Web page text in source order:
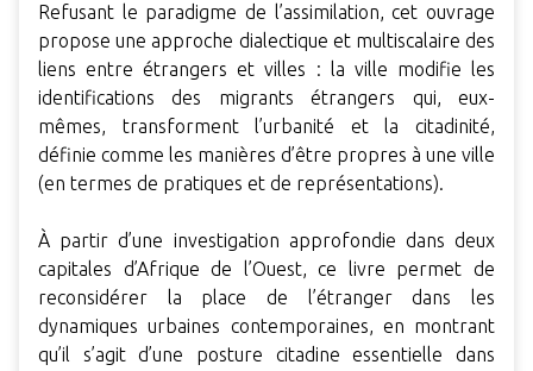
Refusant le paradigme de l’assimilation, cet ouvrage
propose une approche dialectique et multiscalaire des
liens entre étrangers et villes : la ville modifie les
identifications des migrants étrangers qui, eux-
mêmes, transforment l’urbanité et la citadinité,
définie comme les manières d’être propres à une ville
(en termes de pratiques et de représentations).
À partir d’une investigation approfondie dans deux
capitales d’Afrique de l’Ouest, ce livre permet de
reconsidérer la place de l’étranger dans les
dynamiques urbaines contemporaines, en montrant
qu’il s’agit d’une posture citadine essentielle dans